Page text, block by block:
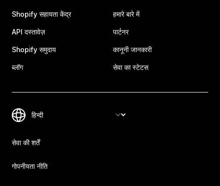
Shopify सहायता केंद्र
API दस्तावेज़
Shopify समुदाय
ब्लॉग
हमारे बारे में
पार्टनर
कानूनी जानकारी
सेवा का स्टेटस
सेवा की शर्तें
गोपनीयता नीति